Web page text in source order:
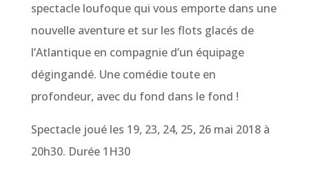
spectacle loufoque qui vous emporte dans une
nouvelle aventure et sur les flots glacés de
l’Atlantique en compagnie d’un équipage
dégingandé. Une comédie toute en
profondeur, avec du fond dans le fond !
Spectacle joué les 19, 23, 24, 25, 26 mai 2018 à
20h30. Durée 1H30